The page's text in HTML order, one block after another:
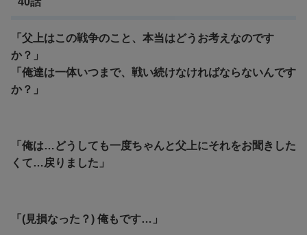
「父上はこの戦争のこと、本当はどうお考えなのです
か？」
「俺達は一体いつまで、戦い続けなければならないんです
か？」
「俺は…どうしても一度ちゃんと父上にそれをお聞きした
くて…戻りました」
「(見損なった？) 俺もです…」